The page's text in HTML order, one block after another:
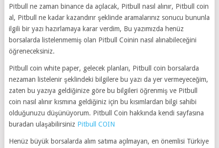
Pitbull ne zaman binance da açılacak, Pitbull nasıl alınır, Pitbull coin
al, Pitbull ne kadar kazandırır şeklinde aramalarınız sonucu bununla
ilgili bir yazı hazırlamaya karar verdim, Bu yazımızda henüz
borsalarda listelenmemiş olan Pitbull Coinin nasıl alınabileceğini
öğreneceksiniz.
Pitbull coin white paper, gelecek planları, Pitbull coin borsalarda
nezaman listelenir şeklindeki bilgilere bu yazı da yer vermeyeceğim,
zaten bu yazıya geldiğinize göre bu bilgileri öğrenmiş ve Pitbull
coin nasıl alınır kısmına geldiğiniz için bu kısımlardan bilgi sahibi
olduğunuzu düşünüyorum. Pitbull Coin hakkında kendi sayfasına
buradan ulaşabilirsiniz Pitbull COIN
Henüz büyük borsalarda alım satıma açılmayan, en önemlisi Türkiye